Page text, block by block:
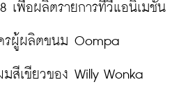
เพื่อผลิตรายการทีวีแอนิเมชั่น
รผู้ผลิตขนม Oompa
สีเขียวของ Willy Wonka